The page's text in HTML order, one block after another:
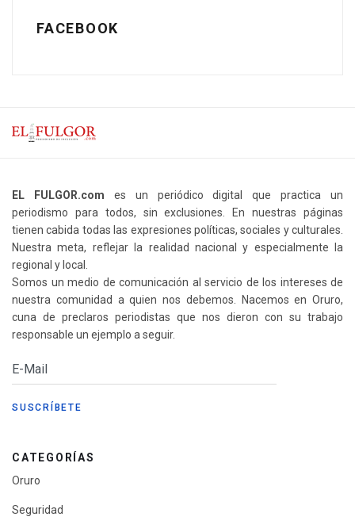
FACEBOOK
EL FULGOR.com es un periódico digital que practica un
periodismo para todos, sin exclusiones. En nuestras páginas
tienen cabida todas las expresiones políticas, sociales y culturales.
Nuestra meta, reflejar la realidad nacional y especialmente la
regional y local.
Somos un medio de comunicación al servicio de los intereses de
nuestra comunidad a quien nos debemos. Nacemos en Oruro,
cuna de preclaros periodistas que nos dieron con su trabajo
responsable un ejemplo a seguir.
CATEGORÍAS
Oruro
Seguridad